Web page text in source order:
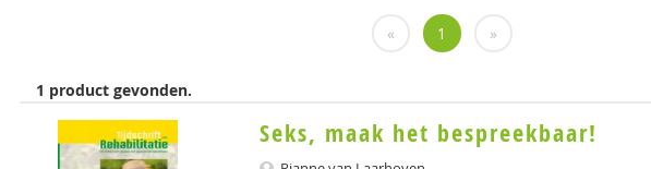
« 1 »
1 product gevonden.
Seks, maak het bespreekbaar!